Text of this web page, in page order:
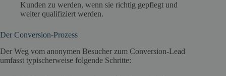
Kunden zu werden, wenn sie richtig gepflegt und
weiter qualifiziert werden.
Der Conversion-Prozess
Der Weg vom anonymen Besucher zum Conversion-Lead
umfasst typischerweise folgende Schritte: